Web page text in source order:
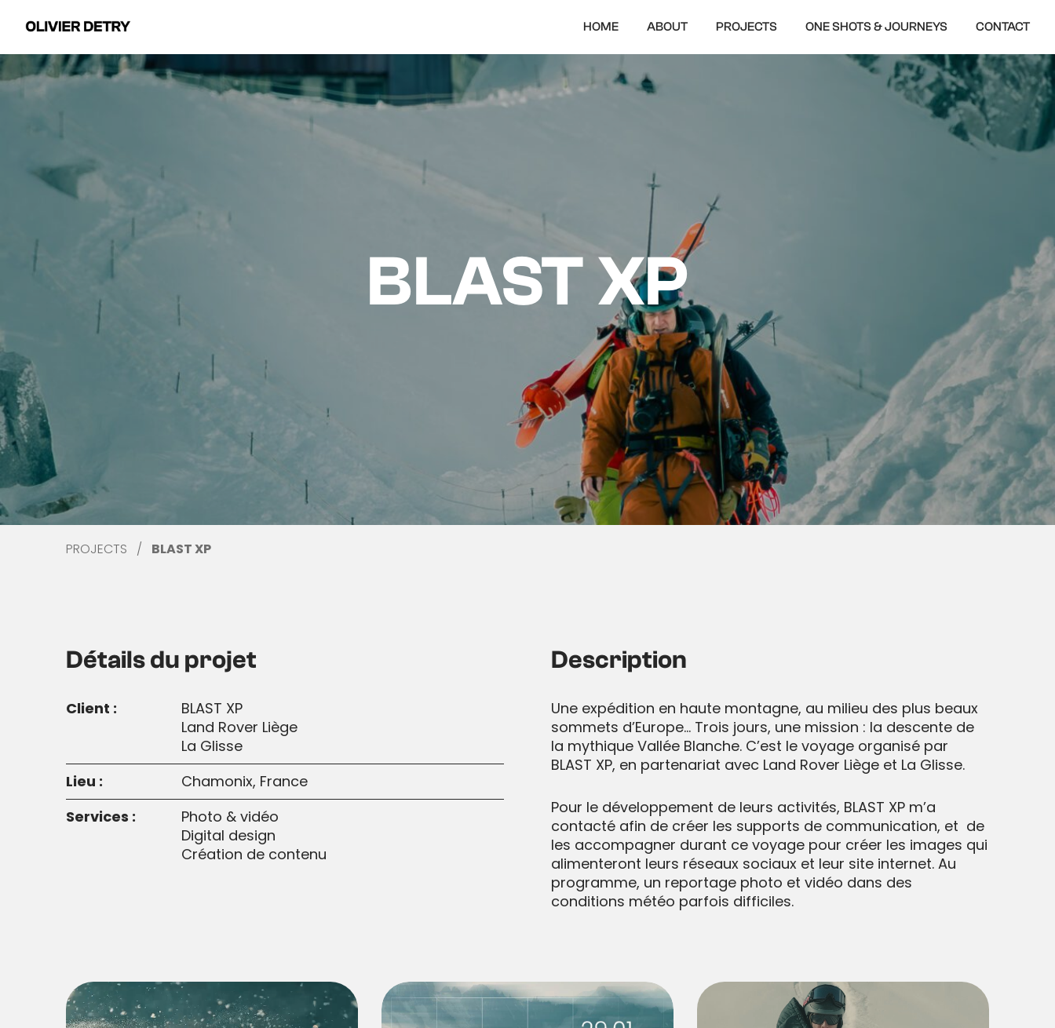
HOME ABOUT PROJECTS ONE SHOTS & JOURNEYS CONTACT
BLAST XP
PROJECTS BLAST XP
Détails du projet
Client :
BLAST XP
Land Rover Liège
La Glisse
Lieu :
Chamonix, France
Services :
Photo & vidéo
Digital design
Création de contenu
Description
Une expédition en haute montagne, au milieu des plus beaux
sommets d’Europe… Trois jours, une mission : la descente de
la mythique Vallée Blanche. C’est le voyage organisé par
BLAST XP, en partenariat avec Land Rover Liège et La Glisse.
Pour le développement de leurs activités, BLAST XP m’a
contacté afin de créer les supports de communication, et de
les accompagner durant ce voyage pour créer les images qui
alimenteront leurs réseaux sociaux et leur site internet. Au
programme, un reportage photo et vidéo dans des
conditions météo parfois difficiles.